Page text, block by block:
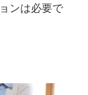
ンは必要で